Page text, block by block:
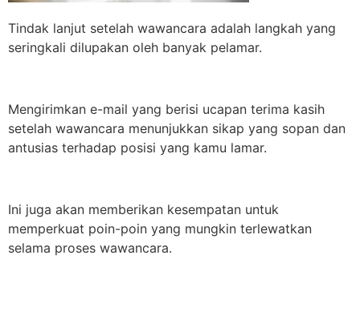
Tindak lanjut setelah wawancara adalah langkah yang
seringkali dilupakan oleh banyak pelamar.
Mengirimkan e-mail yang berisi ucapan terima kasih
setelah wawancara menunjukkan sikap yang sopan dan
antusias terhadap posisi yang kamu lamar.
Ini juga akan memberikan kesempatan untuk
memperkuat poin-poin yang mungkin terlewatkan
selama proses wawancara.